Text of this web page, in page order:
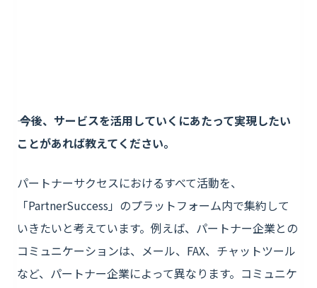
―― 今後、サービスを活用していくにあたって実現したい
ことがあれば教えてください。
パートナーサクセスにおけるすべて活動を、
「PartnerSuccess」のプラットフォーム内で集約して
いきたいと考えています。例えば、パートナー企業との
コミュニケーションは、メール、FAX、チャットツール
など、パートナー企業によって異なります。コミュニケ